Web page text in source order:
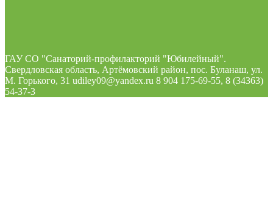
ГАУ СО "Санаторий-профилакторий "Юбилейный".
Свердловская область, Артёмовский район, пос. Буланаш, ул.
М. Горького, 31 udiley09@yandex.ru 8 904 175-69-55, 8 (34363)
54-37-3